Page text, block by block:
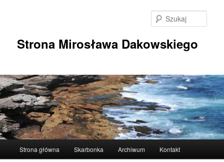
Strona Mirosława Dakowskiego
Strona główna Skarbonka Archiwum Kontakt